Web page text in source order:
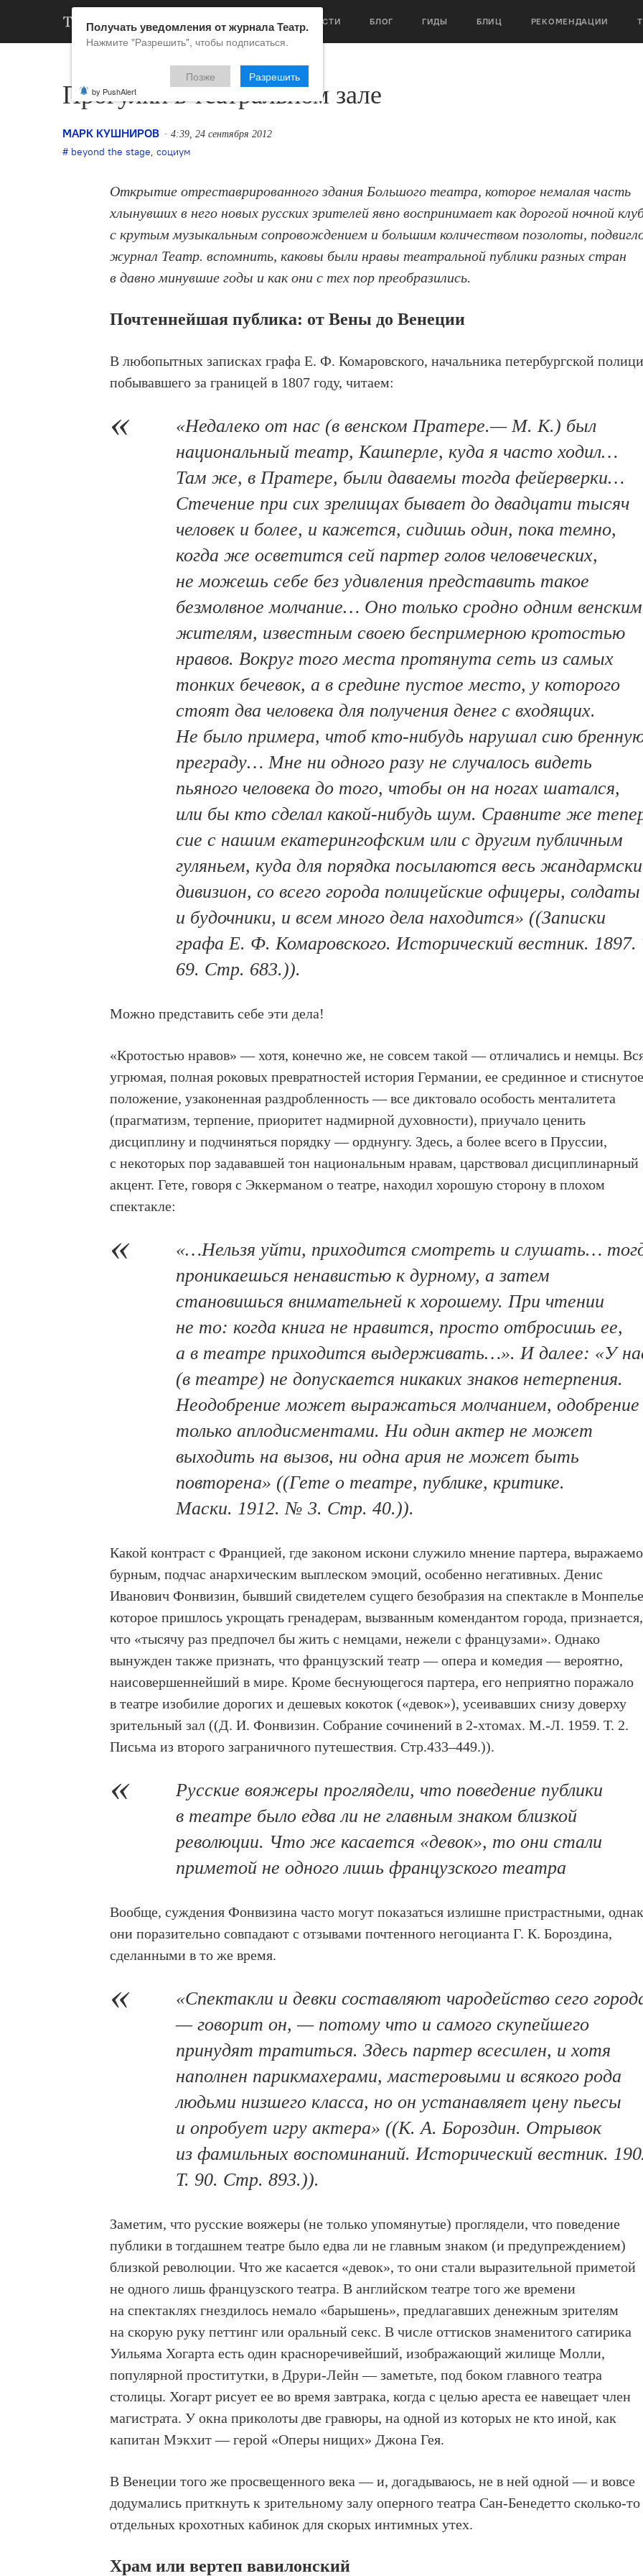
НОВОСТИ БЛОГ ГИДЫ БЛИЦ РЕКОМЕНДАЦИИ
Прогулки в театральном зале
МАРК КУШНИРОВ 4:39, 24 сентября 2012
beyond the stage, социум
Открытие отреставрированного здания Большого театра, которое немалая часть
хлынувших в него новых русских зрителей явно воспринимает как дорогой ночной
с крутым музыкальным сопровождением и большим количеством позолоты,
журнал Театр. вспомнить, каковы были нравы театральной публики разных стран
в давно минувшие годы и как они с тех пор преобразились.
Почтеннейшая публика: от Вены до Венеции
В любопытных записках графа Е. Ф. Комаровского, начальника петербургской
побывавшего за границей в 1807 году, читаем:
«Недалеко от нас (в венском Пратере.— М. К.) был
национальный театр, Кашперле, куда я часто ходил…
Там же, в Пратере, были даваемы тогда фейерверки…
Стечение при сих зрелищах бывает до двадцати тысяч
человек и более, и кажется, сидишь один, пока темно,
когда же осветится сей партер голов человеческих,
не можешь себе без удивления представить такое
безмолвное молчание… Оно только сродно одним венским
жителям, известным своею беспримерною кротостью
нравов. Вокруг того места протянута сеть из самых
тонких бечевок, а в средине пустое место, у которого
стоят два человека для получения денег с входящих.
Не было примера, чтоб кто-нибудь нарушал сию
преграду… Мне ни одного разу не случалось видеть
пьяного человека до того, чтобы он на ногах шатался,
или бы кто сделал какой-нибудь шум. Сравните же
сие с нашим екатерингофским или с другим публичным
гуляньем, куда для порядка посылаются весь
дивизион, со всего города полицейские офицеры, солдаты
и будочники, и всем много дела находится» ((Записки
графа Е. Ф. Комаровского. Исторический вестник. 1897.
69. Стр. 683.)).
Можно представить себе эти дела!
«Кротостью нравов» — хотя, конечно же, не совсем такой — отличались и немцы.
угрюмая, полная роковых превратностей история Германии, ее срединное и
положение, узаконенная раздробленность — все диктовало особость менталитета
(прагматизм, терпение, приоритет надмирной духовности), приучало ценить
дисциплину и подчиняться порядку — орднунгу. Здесь, а более всего в Пруссии,
с некоторых пор задававшей тон национальным нравам, царствовал дисциплинарный
акцент. Гете, говоря с Эккерманом о театре, находил хорошую сторону в плохом
спектакле:
«…Нельзя уйти, приходится смотреть и слушать…
проникаешься ненавистью к дурному, а затем
становишься внимательней к хорошему. При чтении
не то: когда книга не нравится, просто отбросишь ее,
а в театре приходится выдерживать…». И далее: «У
(в театре) не допускается никаких знаков нетерпения.
Неодобрение может выражаться молчанием, одобрение
только аплодисментами. Ни один актер не может
выходить на вызов, ни одна ария не может быть
повторена» ((Гете о театре, публике, критике.
Маски. 1912. № 3. Стр. 40.)).
Какой контраст с Францией, где законом искони служило мнение партера,
бурным, подчас анархическим выплеском эмоций, особенно негативных. Денис
Иванович Фонвизин, бывший свидетелем сущего безобразия на спектакле в
которое пришлось укрощать гренадерам, вызванным комендантом города, признается,
что «тысячу раз предпочел бы жить с немцами, нежели с французами». Однако
вынужден также признать, что французский театр — опера и комедия — вероятно,
наисовершеннейший в мире. Кроме беснующегося партера, его неприятно поражало
в театре изобилие дорогих и дешевых кокоток («девок»), усеивавших снизу доверху
зрительный зал ((Д. И. Фонвизин. Собрание сочинений в 2-хтомах. М.-Л. 1959. Т. 2.
Письма из второго заграничного путешествия. Стр.433–449.)).
Русские вояжеры проглядели, что поведение публики
в театре было едва ли не главным знаком близкой
революции. Что же касается «девок», то они стали
приметой не одного лишь французского театра
Вообще, суждения Фонвизина часто могут показаться излишне пристрастными,
они поразительно совпадают с отзывами почтенного негоцианта Г. К. Бороздина,
сделанными в то же время.
«Спектакли и девки составляют чародейство сего
— говорит он, — потому что и самого скупейшего
принудят тратиться. Здесь партер всесилен, и хотя
наполнен парикмахерами, мастеровыми и всякого рода
людьми низшего класса, но он устанавляет цену пьесы
и опробует игру актера» ((К. А. Бороздин. Отрывок
из фамильных воспоминаний. Исторический вестник.
Т. 90. Стр. 893.)).
Заметим, что русские вояжеры (не только упомянутые) проглядели, что поведение
публики в тогдашнем театре было едва ли не главным знаком (и предупреждением)
близкой революции. Что же касается «девок», то они стали выразительной приметой
не одного лишь французского театра. В английском театре того же времени
на спектаклях гнездилось немало «барышень», предлагавших денежным зрителям
на скорую руку петтинг или оральный секс. В числе оттисков знаменитого сатирика
Уильяма Хогарта есть один красноречивейший, изображающий жилище Молли,
популярной проститутки, в Друри-Лейн — заметьте, под боком главного театра
столицы. Хогарт рисует ее во время завтрака, когда с целью ареста ее навещает член
магистрата. У окна приколоты две гравюры, на одной из которых не кто иной, как
капитан Мэкхит — герой «Оперы нищих» Джона Гея.
В Венеции того же просвещенного века — и, догадываюсь, не в ней одной — и вовсе
додумались приткнуть к зрительному залу оперного театра Сан-Бенедетто сколько-то
отдельных крохотных кабинок для скорых интимных утех.
Храм или вертеп вавилонский
Получать уведомления от журнала Театр.
Нажмите "Разрешить", чтобы подписаться.
Позже Разрешить
by PushAlert